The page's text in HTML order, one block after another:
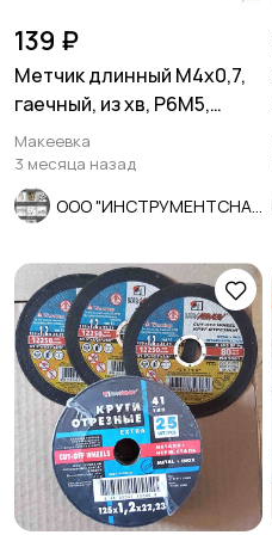
139 ₽
Метчик длинный М4х0,7,
гаечный, из хв, Р6М5,
140/14 мм, СССР.
Макеевка
3 месяца назад